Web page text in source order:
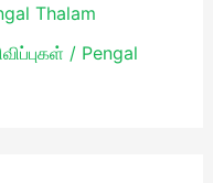
Thalam
/ Pengal